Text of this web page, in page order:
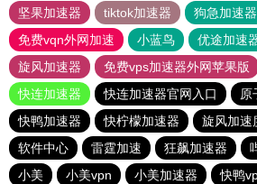
坚果加速器
tiktok加速器
狗急加速
免费vqn外网加速
小蓝鸟 优途加速
旋风加速器
免费vps加速器外网苹果版
快连加速器
快连加速器官网入口
原
快鸭加速器
快柠檬加速器 旋风加速
软件中心
雷霆加速 狂飙加速器
小美
小美vpn 小美加速器 快鸭